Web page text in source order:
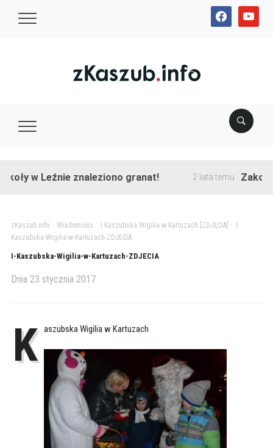
facebookyoutube
w Leźnie znaleziono granat! 2 lata temu
zKaszub.info> Wiadomości I Kaszubska Wigilia w Kartuzach [ZDJĘCIA]
I-
Kaszubska-Wigilia-w-Kartuzach-ZDJECIA
I-Kaszubska-Wigilia-w-Kartuzach-ZDJECIA
Dnia 23 stycznia 2017
K aszubska Wigilia w Kartuzach